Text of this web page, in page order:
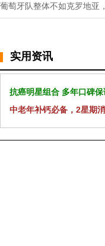
葡萄牙队整体不如克罗地亚
实用资讯
抗癌明星组合 多年口碑
中老年补钙必备，2星期